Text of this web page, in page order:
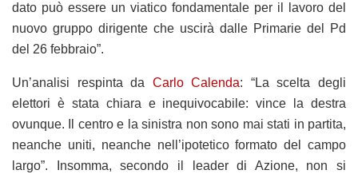
dato può essere un viatico fondamentale per il lavoro del
nuovo gruppo dirigente che uscirà dalle Primarie del Pd
del 26 febbraio”.
Un’analisi respinta da Carlo Calenda: “La scelta degli
elettori è stata chiara e inequivocabile: vince la destra
ovunque. Il centro e la sinistra non sono mai stati in partita,
neanche uniti, neanche nell’ipotetico formato del campo
largo”. Insomma, secondo il leader di Azione, non si